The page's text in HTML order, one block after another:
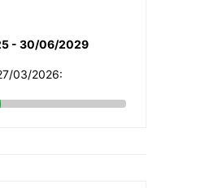
- 30/06/2029
03/2026: